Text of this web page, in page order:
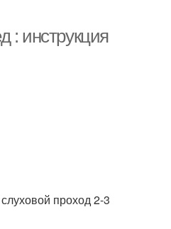
: инструкция
проход 2-3